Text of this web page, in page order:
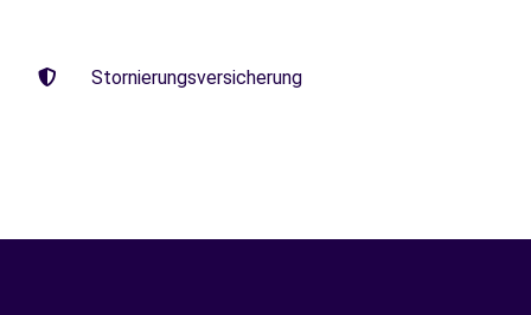
Stornierungsversicherung